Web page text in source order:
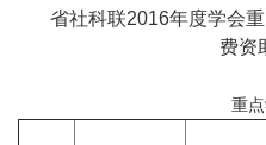
省社科联2016年度学会
费资
重